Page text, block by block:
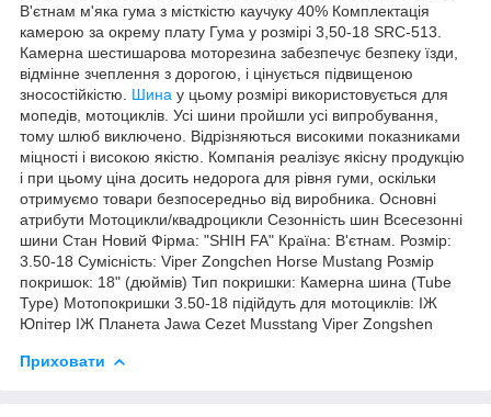
В'єтнам м'яка гума з місткістю каучуку 40% Комплектація
камерою за окрему плату Гума у ​​розмірі 3,50-18 SRC-513.
Камерна шестишарова моторезина забезпечує безпеку їзди,
відмінне зчеплення з дорогою, і цінується підвищеною
зносостійкістю. Шина у цьому розмірі використовується для
мопедів, мотоциклів. Усі шини пройшли усі випробування,
тому шлюб виключено. Відрізняються високими показниками
міцності і високою якістю. Компанія реалізує якісну продукцію
і при цьому ціна досить недорога для рівня гуми, оскільки
отримуємо товари безпосередньо від виробника. Основні
атрибути Мотоцикли/квадроцикли Сезонність шин Всесезонні
шини Стан Новий Фірма: "SHIH FA" Країна: В'єтнам. Розмір:
3.50-18 Сумісність: Viper Zongchen Horse Mustang Розмір
покришок: 18" (дюймів) Тип покришки: Камерна шина (Tube
Type) Мотопокришки 3.50-18 підійдуть для мотоциклів: ІЖ
Юпітер ІЖ Планета Jawa Cezet Musstang Viper Zongshen
Приховати